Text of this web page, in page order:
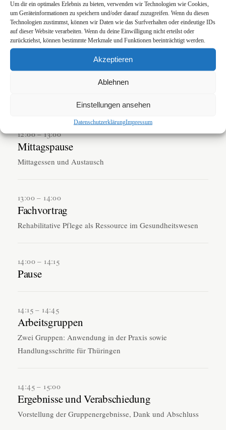
Um dir ein optimales Erlebnis zu bieten, verwenden wir Technologien wie Cookies,
um Geräteinformationen zu speichern und/oder darauf zuzugreifen. Wenn du diesen
Technologien zustimmst, können wir Daten wie das Surfverhalten oder eindeutige IDs
auf dieser Website verarbeiten. Wenn du deine Einwilligung nicht erteilst oder
zurückziehst, können bestimmte Merkmale und Funktionen beeinträchtigt werden.
Akzeptieren
Ablehnen
Einstellungen ansehen
DatenschutzerklärungImpressum
10:15 – 10:30
Pause
Berufspolitik II
Positionen und Handlungsfelder auf Bundesebene,
12:00 – 13:00
Mittagspause
Mittagessen und Austausch
13:00 – 14:00
Fachvortrag
Rehabilitative Pflege als Ressource im Gesundheitswesen
14:00 – 14:15
Pause
14:15 – 14:45
Arbeitsgruppen
Zwei Gruppen: Anwendung in der Praxis sowie
Handlungsschritte für Thüringen
14:45 – 15:00
Ergebnisse und Verabschiedung
Vorstellung der Gruppenergebnisse, Dank und Abschluss